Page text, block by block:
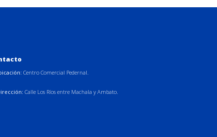
Centro Comercial Pedernal.
Calle Los Ríos entre Machala y Ambato.